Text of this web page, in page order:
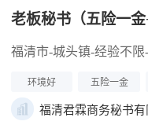
老板秘书（五险一金
福清市-城头镇-经验不限
环境好 五险一金
福清君霖商务秘书有